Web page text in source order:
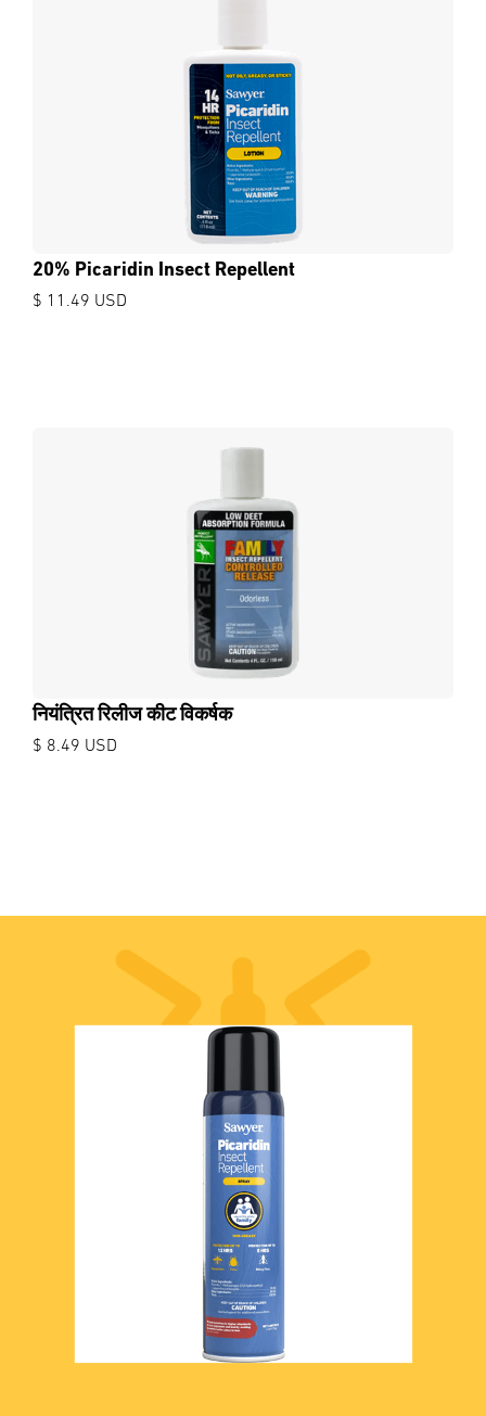
20% Picaridin Insect Repellent
$ 11.49 USD
नियंत्रित रिलीज कीट विकर्षक
$ 8.49 USD